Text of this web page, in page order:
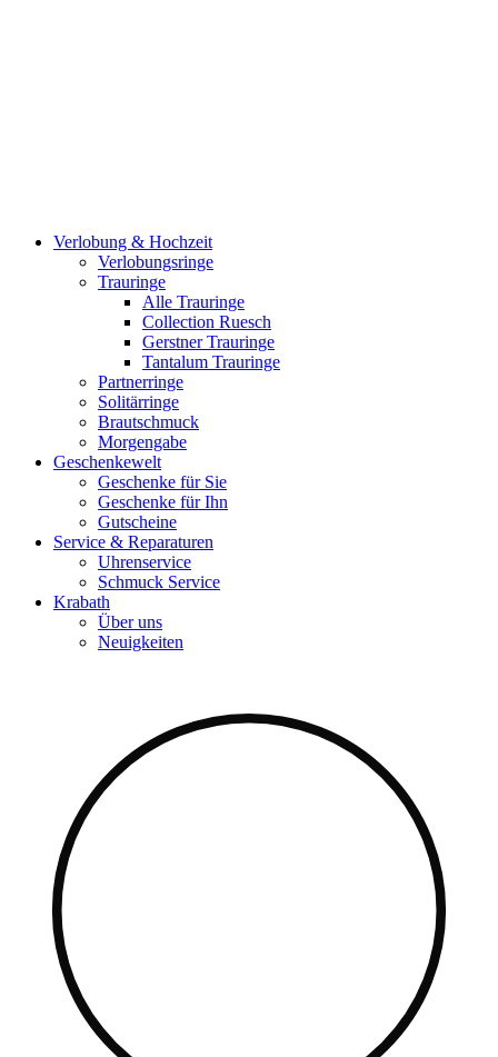
0,70ct.ges. & Brillanten 0,24ct.tw/si ges.
Verlobung & Hochzeit
Verlobungsringe
Trauringe
Alle Trauringe
Collection Ruesch
Gerstner Trauringe
Tantalum Trauringe
Partnerringe
Solitärringe
Brautschmuck
Morgengabe
Geschenkewelt
Geschenke für Sie
Geschenke für Ihn
Gutscheine
Service & Reparaturen
Uhrenservice
Schmuck Service
Krabath
Über uns
Neuigkeiten